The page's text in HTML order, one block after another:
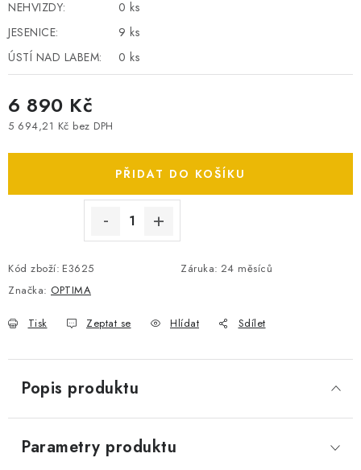
BATERIE PRO VYSAVAČE
BATERIE PRO NOUZOVÁ OSVĚTLENÍ
PŘÍSLUŠENSTVÍ
DOPRAVA ZDARMA
POŠTOVNÉ A DOPRAVA
KONFIGURÁTOR AUTOBATERIÍ
VÝMĚNA AUTOBATERIE
OBCHODNÍ PODMÍNKY
OCHRANA OSOBNÍCH ÚDAJŮ
JAK NA TO S BATTERY.CZ
ČASTO KLADENÉ OTÁZKY, FAQ
NEHVIZDY:
0 ks
JESENICE:
9 ks
ÚSTÍ NAD LABEM:
0 ks
6 890 Kč
5 694,21 Kč bez DPH
PŘIDAT DO KOŠÍKU
Kód zboží: E3625 Záruka: 24 měsíců
Značka: OPTIMA
Tisk Zeptat se Hlídat Sdílet
Popis produktu
Parametry produktu